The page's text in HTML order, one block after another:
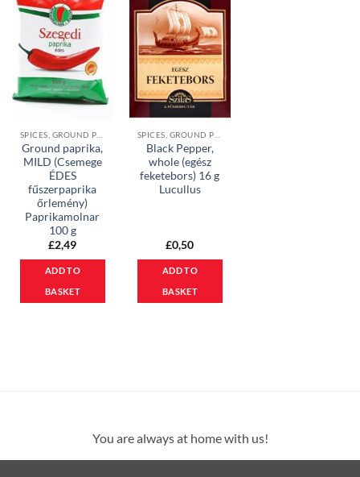
SPICES, GROUND PAPRIKA & MEAL BASES
Ground paprika,
MILD (Csemege
ÉDES
fűszerpaprika
őrlemény)
Paprikamolnar
100 g
£2,49
ADD TO
BASKET
SPICES, GROUND PAPRIKA & MEAL BASES
Black Pepper,
whole (egész
feketebors) 16 g
Lucullus
£0,50
ADD TO
BASKET
You are always at home with us!